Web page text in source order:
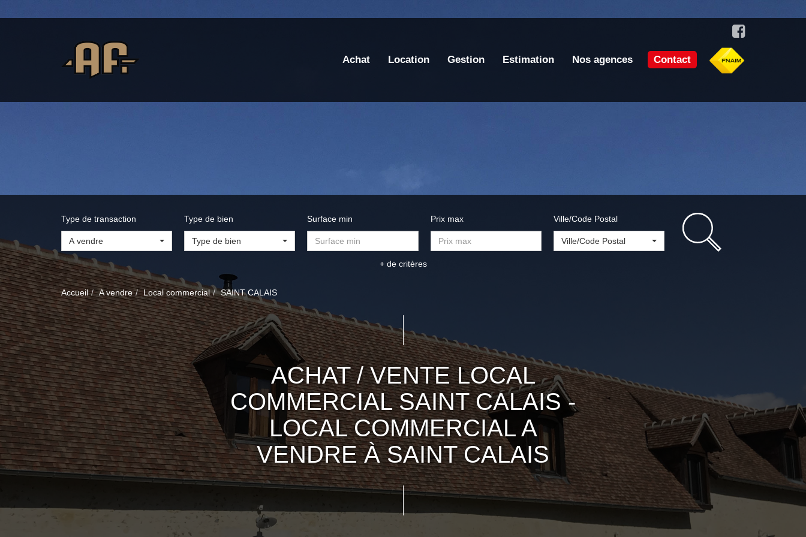
Achat Location Gestion Estimation Nos agences Contact
Type de transaction
A vendre
Type de bien
Type de bien
Surface min Prix max Ville/Code Postal
Ville/Code Postal
+ de critères
Accueil A vendre Local commercial SAINT CALAIS
ACHAT / VENTE LOCAL
COMMERCIAL SAINT CALAIS -
LOCAL COMMERCIAL A
VENDRE À SAINT CALAIS